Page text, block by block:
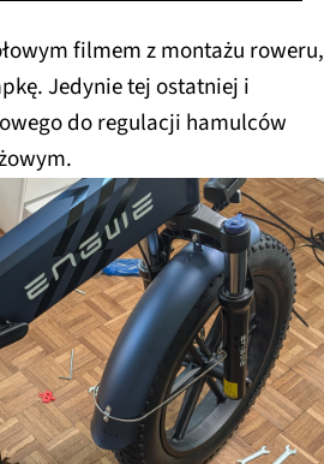
filmem z montażu roweru,
Jedynie tej ostatniej i
do regulacji hamulców